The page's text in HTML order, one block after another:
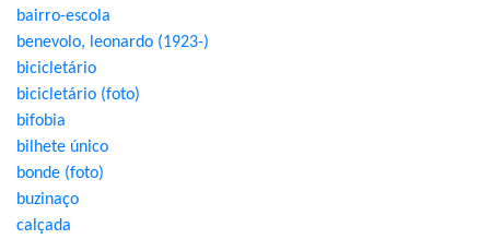
bairro-escola
benevolo, leonardo (1923-)
bicicletário
bicicletário (foto)
bifobia
bilhete único
bonde (foto)
buzinaço
calçada